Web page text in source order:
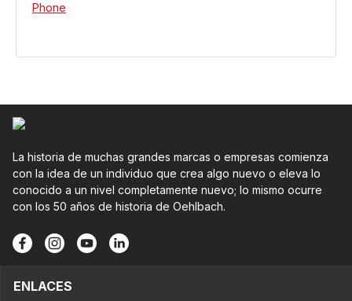
Phone
La historia de muchas grandes marcas o empresas comienza
con la idea de un individuo que crea algo nuevo o eleva lo
conocido a un nivel completamente nuevo; lo mismo ocurre
con los 50 años de historia de Oehlbach.
ENLACES